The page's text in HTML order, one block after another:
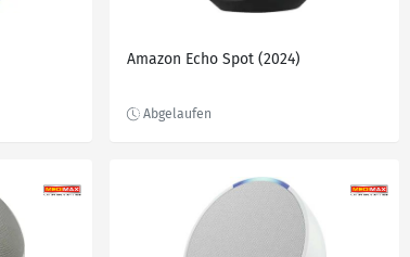
Amazon Echo Spot (2024)